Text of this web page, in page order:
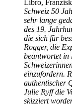
Libro,
Schweiz 50
sehr lange
des 19.
die sich für
Rogger, die
beantwortet in
einzufordern.
authentischer
Julie Ryff die
skizziert